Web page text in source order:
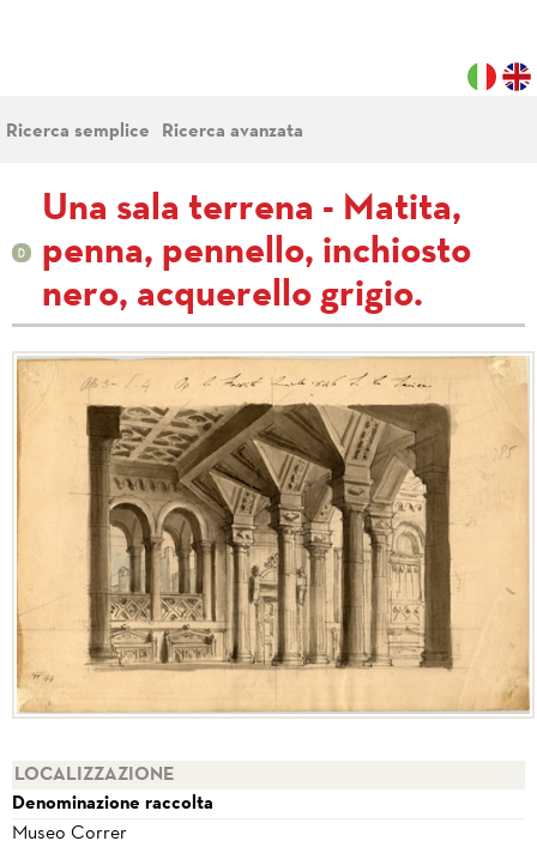
Ricerca semplice Ricerca avanzata
Una sala terrena - Matita,
penna, pennello, inchiosto
nero, acquerello grigio.
LOCALIZZAZIONE
Denominazione raccolta
Museo Correr